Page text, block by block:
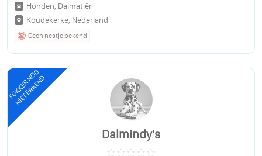
Honden, Dalmatiër
Koudekerke, Nederland
Geen nestje bekend
FOKKER NOG
NIET ERKEND
Dalmindy's